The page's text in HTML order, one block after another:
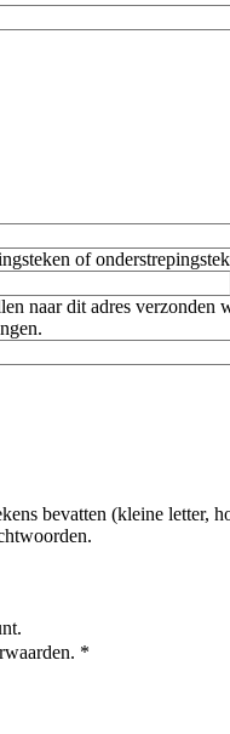
of
naar dit adres
bevatten (kleine letter,
*